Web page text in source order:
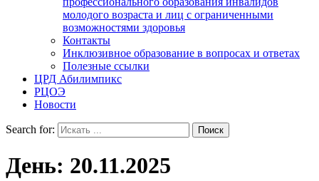
молодого возраста и лиц с ограниченными
возможностями здоровья
Контакты
Инклюзивное образование в вопросах и ответах
Полезные ссылки
ЦРД Абилимпикс
РЦОЭ
Новости
Search for:
День: 20.11.2025